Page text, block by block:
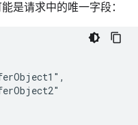
是请求中的唯一字段：